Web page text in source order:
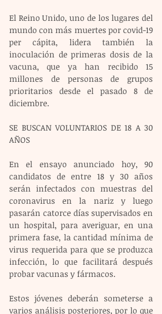
El Reino Unido, uno de los lugares del
mundo con más muertes por covid-19
per cápita, lidera también la
inoculación de primeras dosis de la
vacuna, que ya han recibido 15
millones de personas de grupos
prioritarios desde el pasado 8 de
diciembre.
SE BUSCAN VOLUNTARIOS DE 18 A 30
AÑOS
En el ensayo anunciado hoy, 90
candidatos de entre 18 y 30 años
serán infectados con muestras del
coronavirus en la nariz y luego
pasarán catorce días supervisados en
un hospital, para averiguar, en una
primera fase, la cantidad mínima de
virus requerida para que se produzca
infección, lo que facilitará después
probar vacunas y fármacos.
Estos jóvenes deberán someterse a
varios análisis posteriores, por lo que